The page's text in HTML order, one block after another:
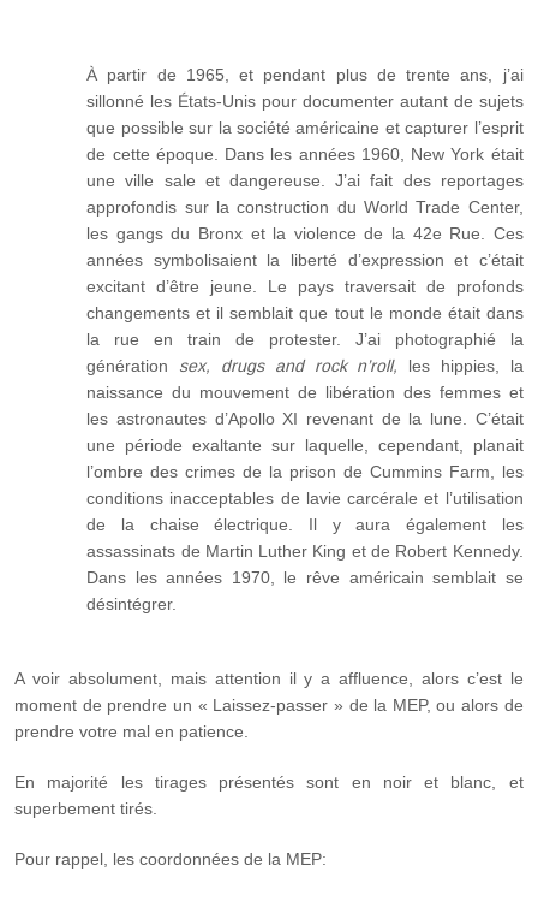
À partir de 1965, et pendant plus de trente ans, j’ai
sillonné les États-Unis pour documenter autant de sujets
que possible sur la société américaine et capturer l’esprit
de cette époque. Dans les années 1960, New York était
une ville sale et dangereuse. J’ai fait des reportages
approfondis sur la construction du World Trade Center,
les gangs du Bronx et la violence de la 42e Rue. Ces
années symbolisaient la liberté d’expression et c’était
excitant d’être jeune. Le pays traversait de profonds
changements et il semblait que tout le monde était dans
la rue en train de protester. J’ai photographié la
génération sex, drugs and rock n’roll, les hippies, la
naissance du mouvement de libération des femmes et
les astronautes d’Apollo XI revenant de la lune. C’était
une période exaltante sur laquelle, cependant, planait
l’ombre des crimes de la prison de Cummins Farm, les
conditions inacceptables de la vie carcérale et l’utilisation
de la chaise électrique. Il y aura également les
assassinats de Martin Luther King et de Robert Kennedy.
Dans les années 1970, le rêve américain semblait se
désintégrer.
A voir absolument, mais attention il y a affluence, alors c’est le
moment de prendre un « Laissez-passer » de la MEP, ou alors de
prendre votre mal en patience.
En majorité les tirages présentés sont en noir et blanc, et
superbement tirés.
Pour rappel, les coordonnées de la MEP: